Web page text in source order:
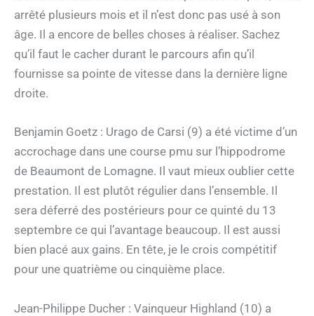
arrêté plusieurs mois et il n’est donc pas usé à son
âge. Il a encore de belles choses à réaliser. Sachez
qu’il faut le cacher durant le parcours afin qu’il
fournisse sa pointe de vitesse dans la dernière ligne
droite.
Benjamin Goetz : Urago de Carsi (9) a été victime d’un
accrochage dans une course pmu sur l’hippodrome
de Beaumont de Lomagne. Il vaut mieux oublier cette
prestation. Il est plutôt régulier dans l’ensemble. Il
sera déferré des postérieurs pour ce quinté du 13
septembre ce qui l’avantage beaucoup. Il est aussi
bien placé aux gains. En tête, je le crois compétitif
pour une quatrième ou cinquième place.
Jean-Philippe Ducher : Vainqueur Highland (10) a